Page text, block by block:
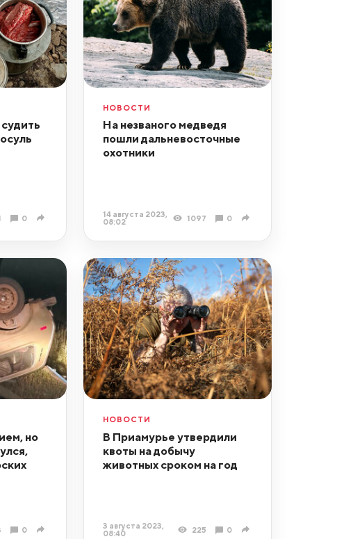
0
НОВОСТИ
На незваного медведя
пошли дальневосточные
охотники
14 августа 2023,
08:02
1097 0
но
0
НОВОСТИ
В Приамурье утвердили
квоты на добычу
животных сроком на год
3 августа 2023,
08:40
225 0